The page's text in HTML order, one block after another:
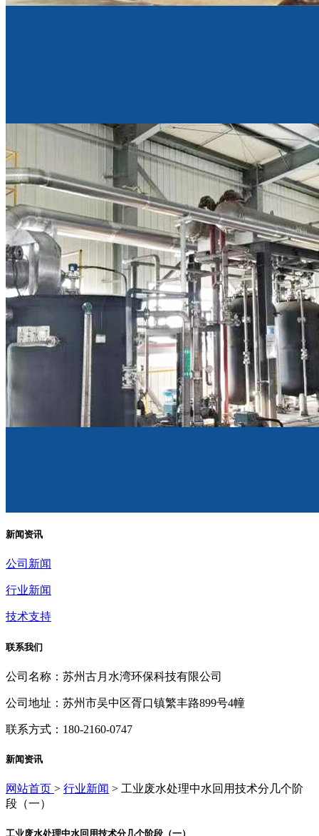
新闻资讯
公司新闻
行业新闻
技术支持
联系我们
公司名称：苏州古月水湾环保科技有限公司
公司地址：苏州市吴中区胥口镇繁丰路899号4幢
联系方式：180-2160-0747
新闻资讯
网站首页 > 行业新闻 > 工业废水处理中水回用技术分几个阶
段（一）
工业废水处理中水回用技术分几个阶段（一）